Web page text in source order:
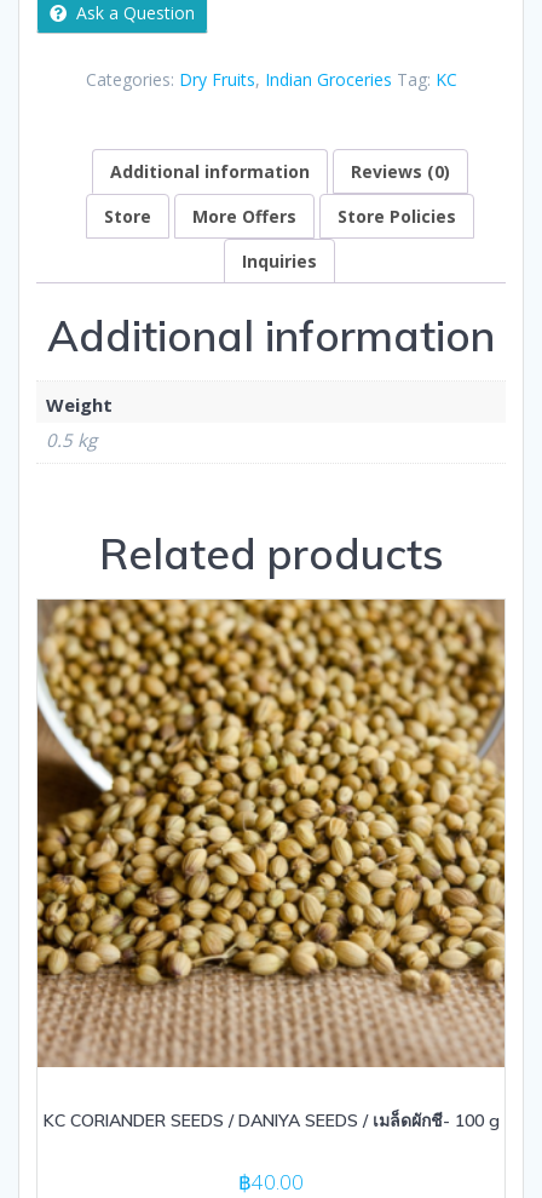
g
Ask a Question
Categories: Dry Fruits, Indian Groceries Tag: KC
Additional information
Reviews (0)
Store
More Offers
Store Policies
Inquiries
Additional information
Weight
0.5 kg
Related products
KC CORIANDER SEEDS / DANIYA SEEDS / เมล็ดผักชี- 100 g
฿40.00